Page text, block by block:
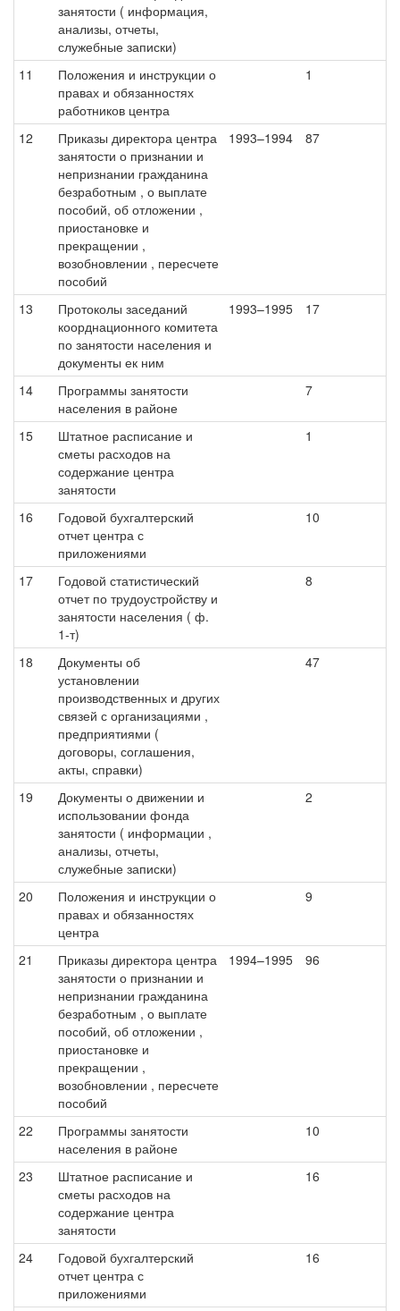
занятости ( информация,
анализы, отчеты,
служебные записки)
11
Положения и инструкции о
правах и обязанностях
работников центра
1
12
Приказы директора центра
занятости о признании и
непризнании гражданина
безработным , о выплате
пособий, об отложении ,
приостановке и
прекращении ,
возобновлении , пересчете
пособий
1993–1994 87
13
Протоколы заседаний
коорднационного комитета
по занятости населения и
документы ек ним
1993–1995 17
14
Программы занятости
населения в районе
7
15
Штатное расписание и
сметы расходов на
содержание центра
занятости
1
16
Годовой бухгалтерский
отчет центра с
приложениями
10
17
Годовой статистический
отчет по трудоустройству и
занятости населения ( ф.
1-т)
8
18
Документы об
установлении
производственных и других
связей с организациями ,
предприятиями (
договоры, соглашения,
акты, справки)
47
19
Документы о движении и
использовании фонда
занятости ( информации ,
анализы, отчеты,
служебные записки)
2
20
Положения и инструкции о
правах и обязанностях
центра
9
21
Приказы директора центра
занятости о признании и
непризнании гражданина
безработным , о выплате
пособий, об отложении ,
приостановке и
прекращении ,
возобновлении , пересчете
пособий
1994–1995 96
22
Программы занятости
населения в районе
10
23
Штатное расписание и
сметы расходов на
содержание центра
занятости
16
24
Годовой бухгалтерский
отчет центра с
приложениями
16